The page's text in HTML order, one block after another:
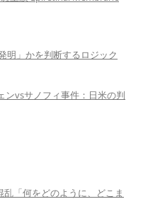
」かを判断するロジック
ンvsサノフィ事件：日米の判
「何をどのように、どこま